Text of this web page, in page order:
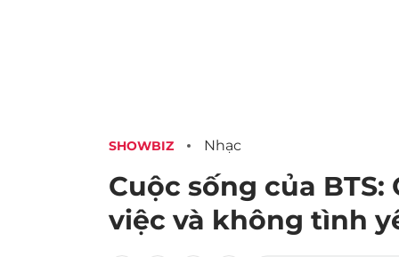
SHOWBIZ Nhạc
Cuộc sống của
việc và không tình